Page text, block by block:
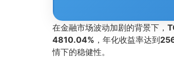
在金融市场波动加剧的背景下，
4810.04% ，年化收益率达到
情下的稳健性。